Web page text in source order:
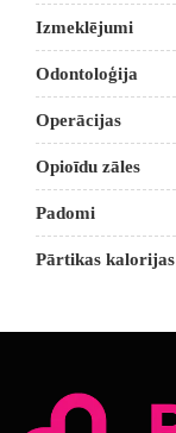
Izmeklējumi
Odontoloģija
Operācijas
Opioīdu zāles
Padomi
Pārtikas kalorijas